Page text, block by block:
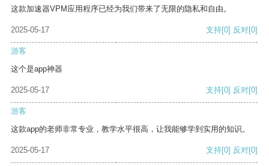
这款加速器VPM应用程序已经为我们带来了无限的隐私和自由。
2025-05-17 支持[0] 反对[0]
游客
这个是app神器
2025-05-17 支持[0] 反对[0]
游客
这款app的老师非常专业，教学水平很高，让我能够学到实用的知识。
2025-05-17 支持[0] 反对[0]